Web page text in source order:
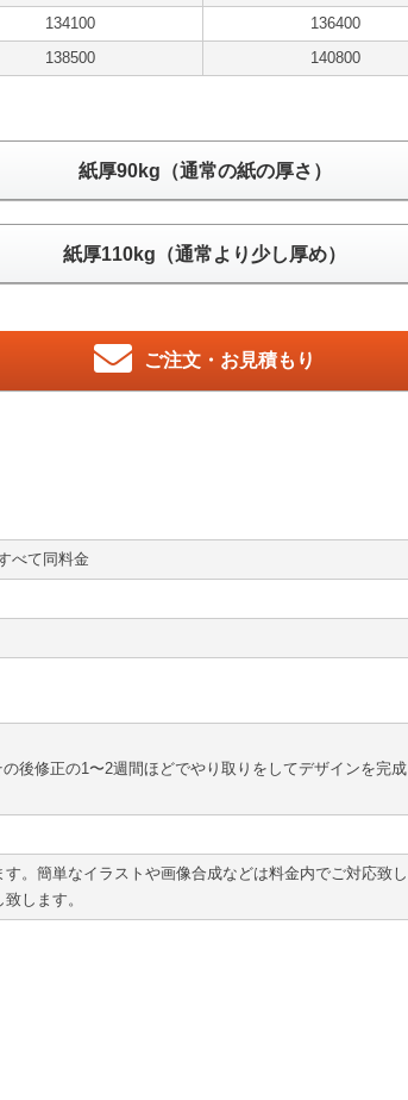
134100
136400
138500 140800
紙厚90kg（通常の紙の厚さ）
紙厚110kg（通常より少し厚め）
ご注文・お見積もり
べて同料金
後修正の1〜2週間ほどでやり取りをしてデザインを完成
。簡単なイラストや画像合成などは料金内でご対応致
します。